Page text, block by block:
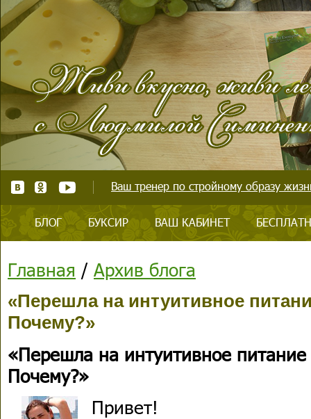
Ваш тренер по стройному образу
БЛОГ БУКСИР ВАШ КАБИНЕТ
Главная / Архив блога
«Перешла на интуитивное
Почему?»
«Перешла на интуитивное
Почему?»
Привет!